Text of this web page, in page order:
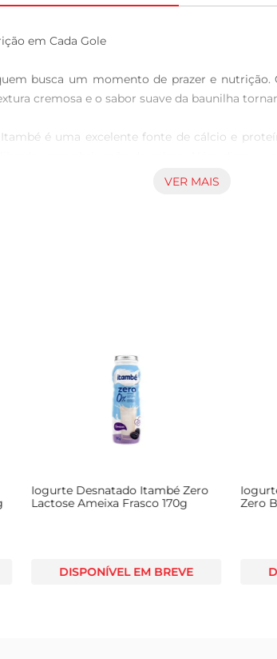
em Cada Gole
busca um momento de prazer e
cremosa e o sabor suave da baunilha
é uma excelente fonte de cálcio e
de 250ml, perfeita para o consumo
VER MAIS
Bebida Láctea Uht Piracanjuba
Protein + Whey 10g Proteínas
DISPONÍVEL EM BREVE